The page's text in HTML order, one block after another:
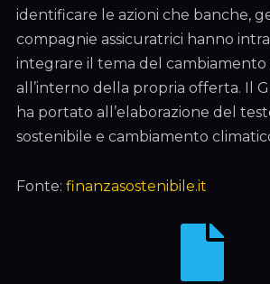
identificare le azioni che banche,
compagnie assicuratrici hanno
integrare il tema del cambiamento
all’interno della propria offerta. Il
ha portato all’elaborazione del
sostenibile e cambiamento
Fonte: finanzasostenibile.it